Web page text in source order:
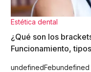
Estética dental
¿Qué son los
Funcionamiento,
undefinedFebundefined